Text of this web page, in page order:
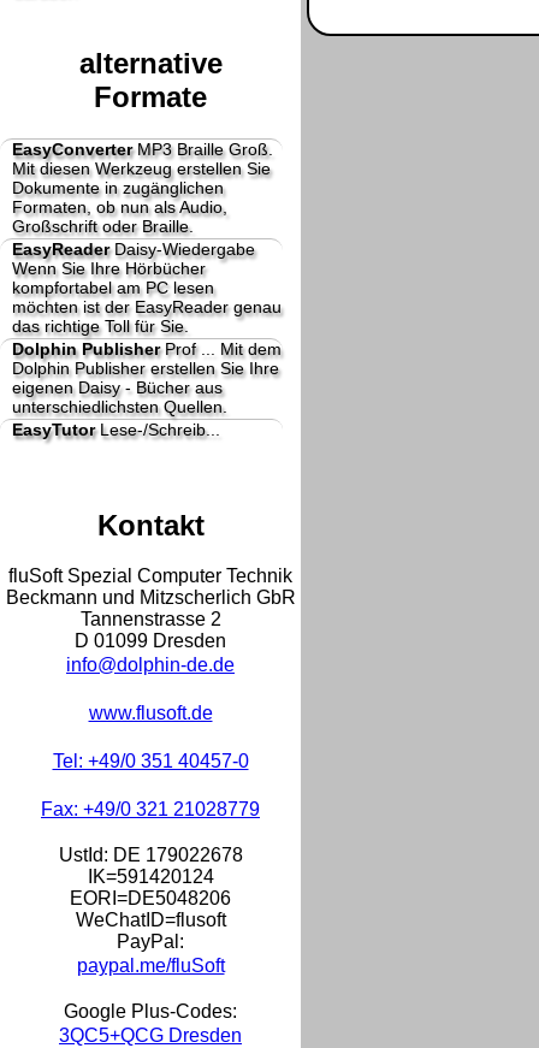
alternative
Formate
EasyConverterMP3 Braille Groß.
Mit diesen Werkzeug erstellen Sie
Dokumente in zugänglichen
Formaten, ob nun als Audio,
Großschrift oder Braille.
EasyReaderDaisy-Wiedergabe
Wenn Sie Ihre Hörbücher
kompfortabel am PC lesen
möchten ist der EasyReader genau
das richtige Toll für Sie.
Dolphin PublisherProf ...
Mit dem
Dolphin Publisher erstellen Sie Ihre
eigenen Daisy - Bücher aus
unterschiedlichsten Quellen.
EasyTutorLese-/Schreib...
Kontakt
fluSoft Spezial Computer Technik
Beckmann und Mitzscherlich GbR
Tannenstrasse 2
D 01099 Dresden
info@dolphin-de.de
www.flusoft.de
Tel: +49/0 351 40457-0
Fax: +49/0 321 21028779
UstId: DE 179022678
IK=591420124
EORI=DE5048206
WeChatID=flusoft
PayPal:
paypal.me/fluSoft
Google Plus-Codes:
3QC5+QCG Dresden